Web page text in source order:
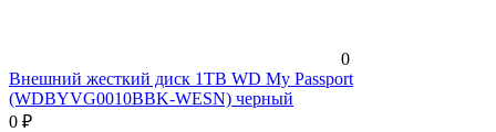
0
Внешний жесткий диск 1TB WD My Passport
(WDBYVG0010BBK-WESN) черный
0 ₽